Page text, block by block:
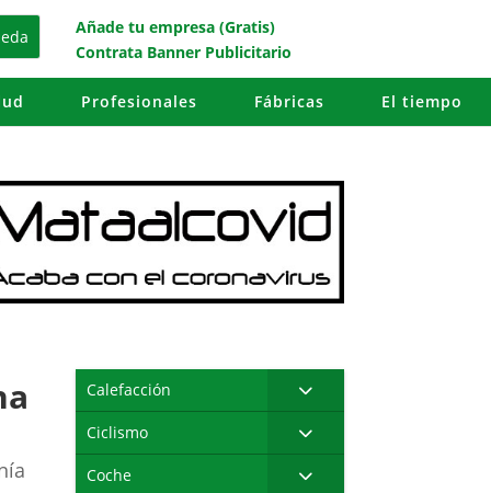
Añade tu empresa (Gratis)
Contrata Banner Publicitario
Profesionales Fábricas El tiempo
Calefacción
Ciclismo
Coche